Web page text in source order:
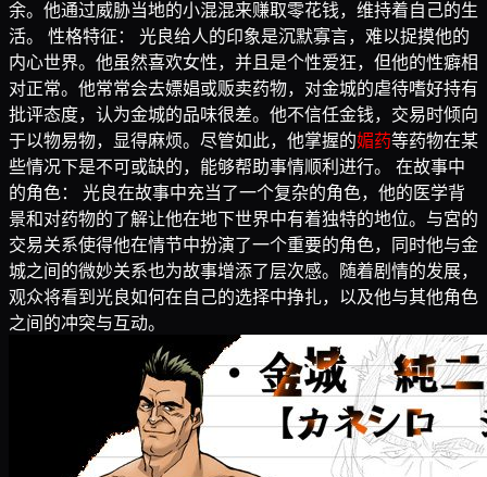
余。他通过威胁当地的小混混来赚取零花钱，维持着自己的生
活。 性格特征： 光良给人的印象是沉默寡言，难以捉摸他的
内心世界。他虽然喜欢女性，并且是个性爱狂，但他的性癖相
对正常。他常常会去嫖娼或贩卖药物，对金城的虐待嗜好持有
批评态度，认为金城的品味很差。他不信任金钱，交易时倾向
于以物易物，显得麻烦。尽管如此，他掌握的媚药等药物在某
些情况下是不可或缺的，能够帮助事情顺利进行。 在故事中
的角色： 光良在故事中充当了一个复杂的角色，他的医学背
景和对药物的了解让他在地下世界中有着独特的地位。与宮的
交易关系使得他在情节中扮演了一个重要的角色，同时他与金
城之间的微妙关系也为故事增添了层次感。随着剧情的发展，
观众将看到光良如何在自己的选择中挣扎，以及他与其他角色
之间的冲突与互动。